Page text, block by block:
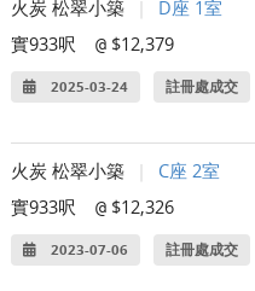
火炭 松翠小築
D座 1室
實933呎
@ $12,379
2025-03-24 註冊處成交
火炭 松翠小築
C座 2室
實933呎
@ $12,326
2023-07-06 註冊處成交